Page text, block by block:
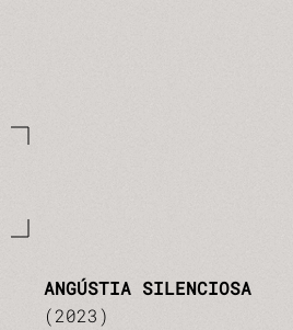
ANGÚSTIA SILENCIOSA
(2023)